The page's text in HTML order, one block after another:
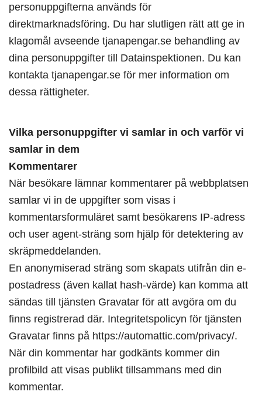
personuppgifterna används för
direktmarknadsföring. Du har slutligen rätt att ge in
klagomål avseende tjanapengar.se behandling av
dina personuppgifter till Datainspektionen. Du kan
kontakta tjanapengar.se för mer information om
dessa rättigheter.
Vilka personuppgifter vi samlar in och varför vi
samlar in dem
Kommentarer
När besökare lämnar kommentarer på webbplatsen
samlar vi in de uppgifter som visas i
kommentarsformuläret samt besökarens IP-adress
och user agent-sträng som hjälp för detektering av
skräpmeddelanden.
En anonymiserad sträng som skapats utifrån din e-
postadress (även kallat hash-värde) kan komma att
sändas till tjänsten Gravatar för att avgöra om du
finns registrerad där. Integritetspolicyn för tjänsten
Gravatar finns på https://automattic.com/privacy/.
När din kommentar har godkänts kommer din
profilbild att visas publikt tillsammans med din
kommentar.